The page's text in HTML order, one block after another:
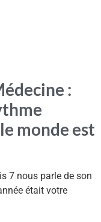
:
monde est
7 nous parle de son
était votre